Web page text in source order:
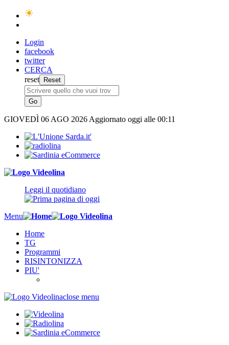
Login
facebook
twitter
CERCA
reset
GIOVEDÌ 06 AGO 2026 Aggiornato oggi alle 00:11
Leggi il quotidiano
Menu
Home
TG
Programmi
RISINTONIZZA
PIU'
close menu